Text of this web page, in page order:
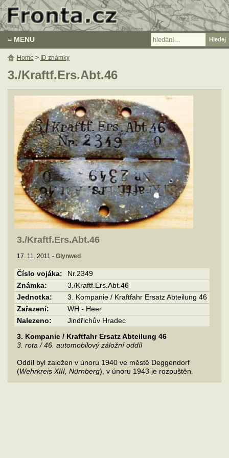
≡ MENU
3./Kraftf.Ers.Abt.46
3./Kraftf.Ers.Abt.46
17. 11. 2011 - Glynwed
Číslo vojáka:
Nr.2349
Známka:
3./Kraftf.Ers.Abt.46
Jednotka:
3. Kompanie / Kraftfahr Ersatz Abteilung 46
Zařazení:
WH - Heer
Nalezeno:
Jindřichův Hradec
3. Kompanie / Kraftfahr Ersatz Abteilung 46
3. rota / 46. automobilový záložní oddíl
Oddíl byl založen v únoru 1940 ve městě Deggendorf
(Wehrkreis XIII, Nürnberg), v únoru 1943 je rozpuštěn.
Home > ID známky